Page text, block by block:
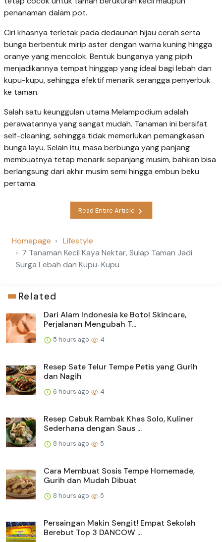
penanaman dalam pot.
Ciri khasnya terletak pada dedaunan hijau cerah serta
bunga berbentuk mirip aster dengan warna kuning hingga
oranye yang mencolok. Bentuk bunganya yang pipih
menjadikannya tempat hinggap yang ideal bagi lebah dan
kupu-kupu, sehingga efektif menarik serangga penyerbuk
ke taman.
Salah satu keunggulan utama Melampodium adalah
perawatannya yang sangat mudah. Tanaman ini bersifat
self-cleaning, sehingga tidak memerlukan pemangkasan
bunga layu. Selain itu, masa berbunga yang panjang
membuatnya tetap menarik sepanjang musim, bahkan bisa
berlangsung dari akhir musim semi hingga embun beku
pertama.
Read Entire Article
Homepage
Lifestyle
7 Tanaman Kecil Kaya Nektar, Sulap Taman Jadi
Surga Lebah dan Kupu-Kupu
Related
Dari Alam Indonesia ke Botol Skincare,
Perjalanan Mengubah T...
5 hours ago 4
Resep Sate Telur Tempe Petis yang Gurih
dan Nagih
6 hours ago 4
Resep Cabuk Rambak Khas Solo, Kuliner
Sederhana dengan Saus ...
8 hours ago 5
Cara Membuat Sosis Tempe Homemade,
Gurih dan Mudah Dibuat
8 hours ago 5
Persaingan Makin Sengit! Empat Sekolah
Berebut Top 3 DANCOW ...